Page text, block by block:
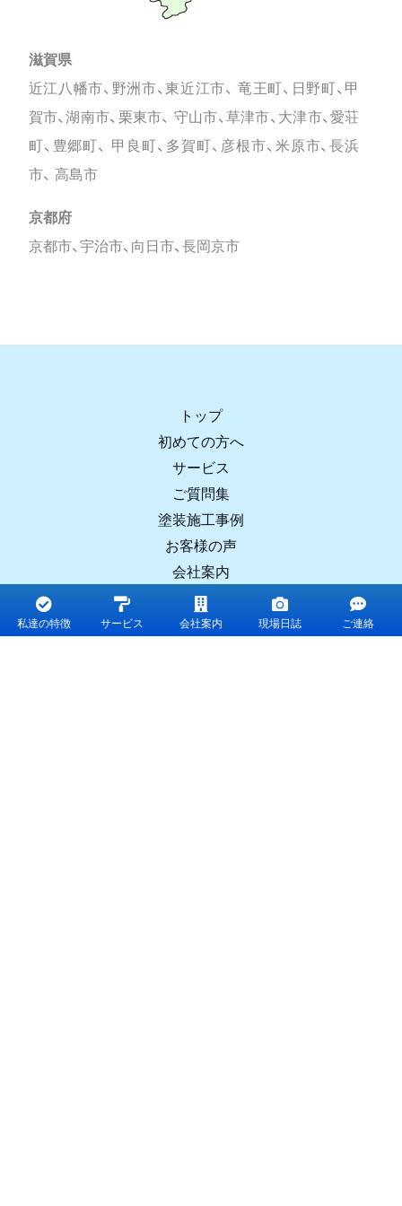
滋賀県
近江八幡市、野洲市、東近江市、 竜王町、日野町、甲
賀市、湖南市、栗東市、 守山市、草津市、大津市、愛荘
町、豊郷町、 甲良町、多賀町、彦根市、米原市、長浜
市、 高島市
京都府
京都市、宇治市、向日市、長岡京市
トップ
初めての方へ
サービス
ご質問集
塗装施工事例
お客様の声
会社案内
コラム
お問合せ
私達の特徴 サービス 会社案内 現場日誌 ご連絡